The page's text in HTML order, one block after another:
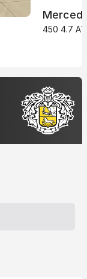
450 4.7